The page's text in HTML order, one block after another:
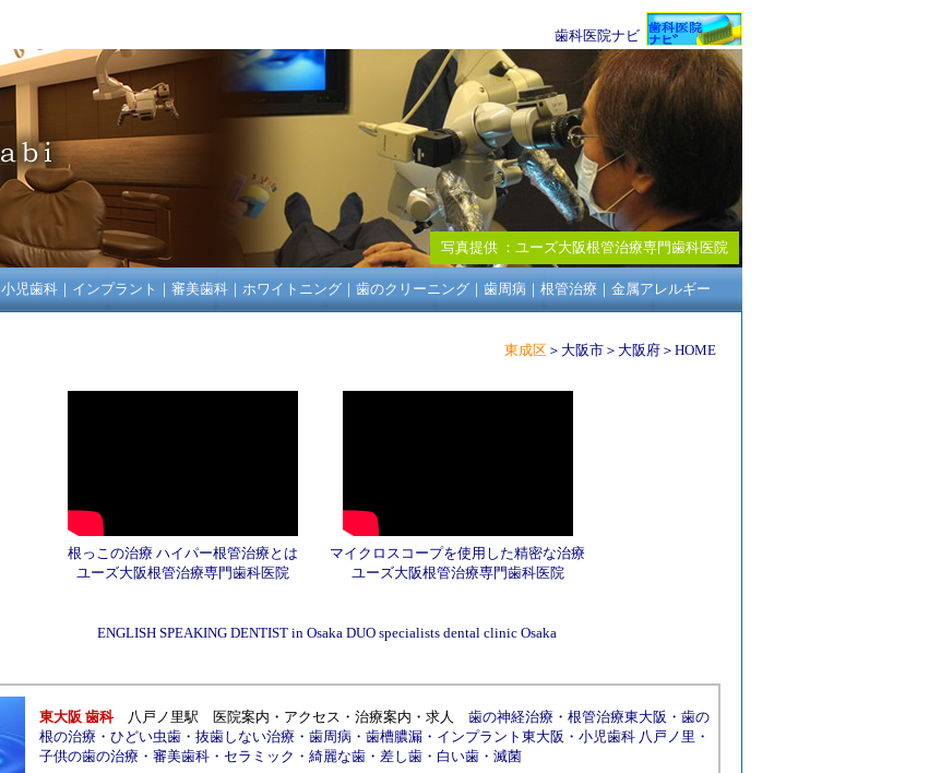
歯科医院ナビ
写真提供 ： ユーズ大阪根管治療専門歯科医院
小児歯科｜ インプラント ｜ 審美歯科｜ ホワイトニング｜ 歯のクリーニング｜ 歯周病 ｜ 根管治療 ｜ 金属アレルギー
東成区 ＞ 大阪市 ＞ 大阪府 ＞ HOME
根っこの治療 ハイパー根管治療とは
ユーズ大阪根管治療専門歯科医院
マイクロスコープを使用した精密な治療
ユーズ大阪根管治療専門歯科医院
ENGLISH SPEAKING DENTIST in Osaka DUO specialists dental clinic Osaka
東大阪 歯科 八戸ノ里駅 医院案内 ・ アクセス ・ 治療案内 ・ 求人 歯の神経治療 ・ 根管治療東大阪 ・ 歯の
根の治療 ・ ひどい虫歯 ・ 抜歯しない治療 ・ 歯周病 ・ 歯槽膿漏 ・ インプラント東大阪 ・ 小児歯科 八戸ノ里 ・
子供の歯の治療 ・ 審美歯科 ・ セラミック ・ 綺麗な歯 ・ 差し歯 ・ 白い歯 ・ 滅菌